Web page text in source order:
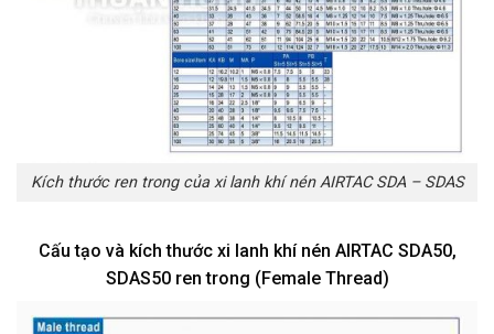
Kích thước ren trong của xi lanh khí nén AIRTAC SDA – SDAS
Cấu tạo và kích thước xi lanh khí nén AIRTAC SDA50,
SDAS50 ren trong (Female Thread)